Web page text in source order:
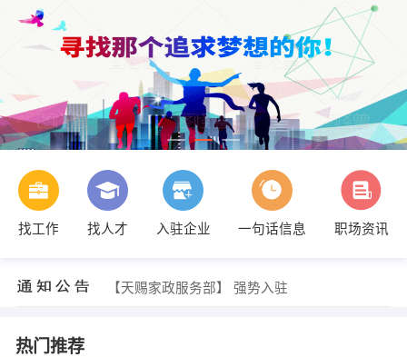
找工作 找人才 入驻企业 一句话信息
职场资讯
【天赐家政服务部】 强势入驻
热门推荐